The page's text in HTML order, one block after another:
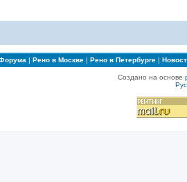
| Рено в Москве| Рено в Петербурге|
Создано на основе